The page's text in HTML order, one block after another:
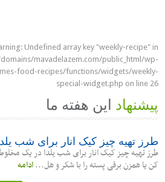
: Undefined array key "weekly-recipe" in
mavadelazem.com/public_html/wp-
food-recipes/functions/widgets/weekly-
special-widget.php on line 26
پیشنهاد این هفته ما
طرز تهیه چیز کیک انار برای شب
طرز تهیه چیز کیک انار برای شب یلدا در یک
کن یا همزن برقی پسته را با شکر و هل...ادامه